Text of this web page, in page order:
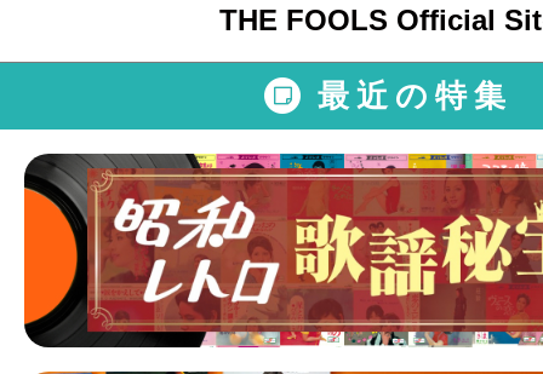
THE FOOLS Official
最近の特集